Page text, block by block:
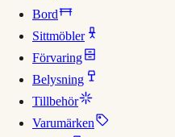
Bord
Sittmöbler
Förvaring
Belysning
Tillbehör
Varumärken